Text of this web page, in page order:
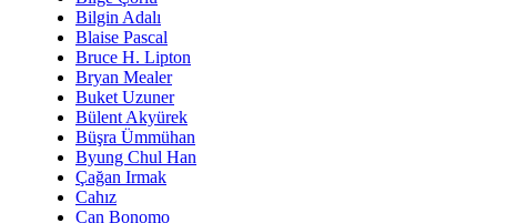
Bilgin Adalı
Blaise Pascal
Bruce H. Lipton
Bryan Mealer
Buket Uzuner
Bülent Akyürek
Büşra Ümmühan
Byung Chul Han
Çağan Irmak
Cahız
Can Bonomo